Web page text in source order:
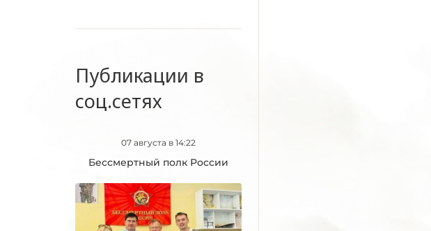
Публикации в
соц.сетях
07 августа в 14:22
Бессмертный полк России